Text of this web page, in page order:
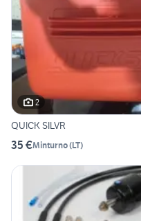
2
QUICK SILVR
35 €Minturno(LT)